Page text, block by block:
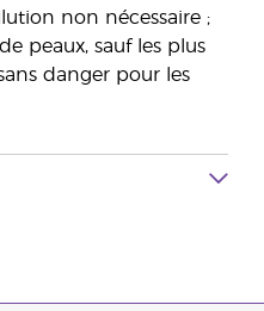
non nécessaire ;
peaux, sauf les plus
danger pour les